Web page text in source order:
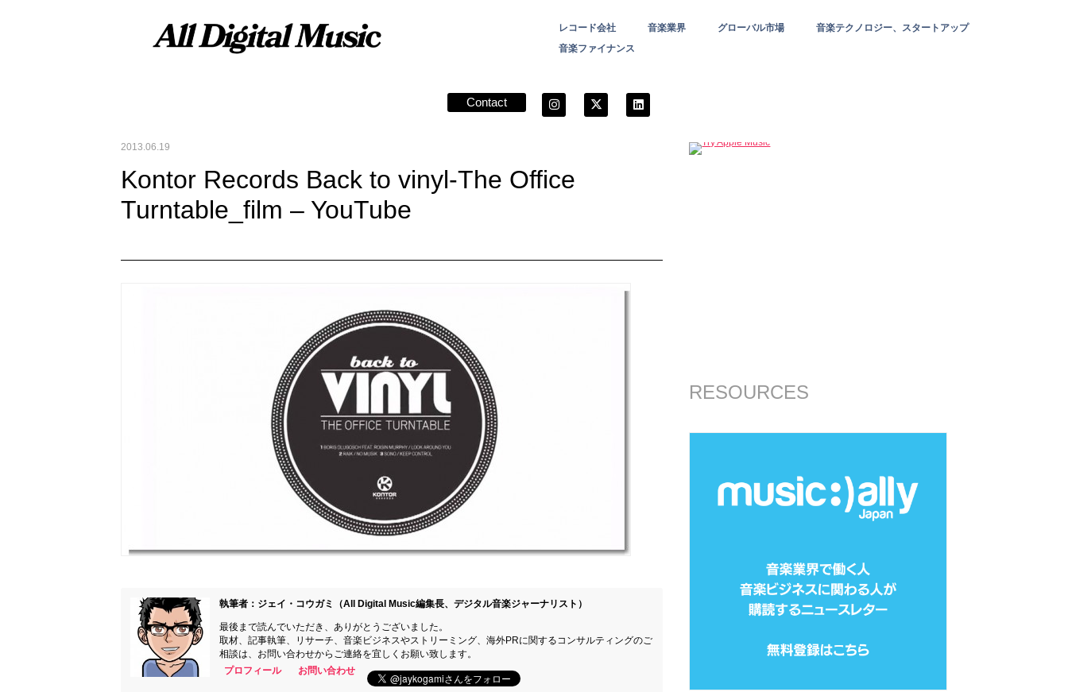
レコード会社 音楽業界 グローバル市場
音楽テクノロジー、スタートアップ
音楽ファイナンス
Contact
2013.06.19
Kontor Records Back to vinyl-The Office
Turntable_film – YouTube
執筆者：ジェイ・コウガミ（All Digital Music編集長、デジタル音楽ジャーナリスト）
最後まで読んでいただき、ありがとうございました。
取材、記事執筆、リサーチ、音楽ビジネスやストリーミング、海外PRに関するコンサルティングのご
相談は、お問い合わせからご連絡を宜しくお願い致します。
プロフィール
お問い合わせ
RESOURCES